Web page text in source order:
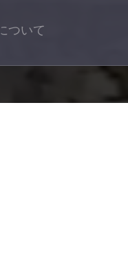
ついて